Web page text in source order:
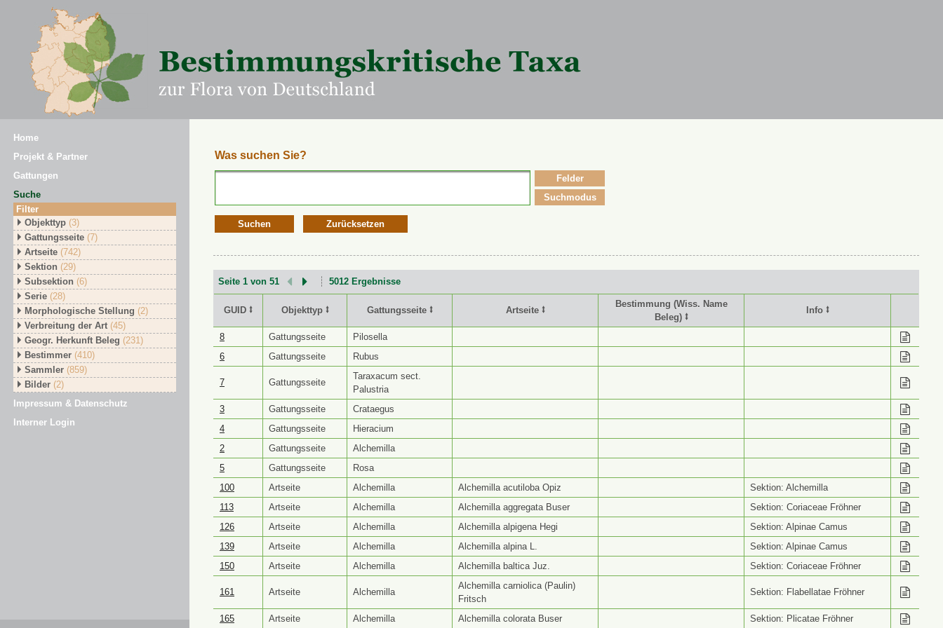
Home
Projekt & Partner
Gattungen
Suche
Filter
Objekttyp (3)
Gattungsseite (7)
Artseite (742)
Sektion (29)
Subsektion (6)
Serie (28)
Morphologische Stellung (2)
Verbreitung der Art (45)
Geogr. Herkunft Beleg (231)
Bestimmer (410)
Sammler (859)
Bilder (2)
Impressum & Datenschutz
Interner Login
Was suchen Sie?
Suchen Zurücksetzen
Felder
Suchmodus
Seite 1 von 51 5012 Ergebnisse
GUID ⭥ Objekttyp ⭥ Gattungsseite ⭥ Artseite ⭥
Bestimmung (Wiss. Name
Beleg) ⭥
Info ⭥
GUID ⭥ Objekttyp ⭥ Gattungsseite ⭥
Beleg) ⭥
8 Gattungsseite
Pilosella
6
Gattungsseite Rubus
7 Gattungsseite
Taraxacum sect.
Palustria
3
Gattungsseite
Crataegus
4
Gattungsseite
Hieracium
2
Gattungsseite
Alchemilla
5
Gattungsseite
Rosa
100
Artseite Alchemilla Alchemilla acutiloba Opiz
Sektion: Alchemilla
113
Artseite Alchemilla Alchemilla aggregata Buser
Sektion: Coriaceae Fröhner
126
Artseite Alchemilla Alchemilla alpigena Hegi
Sektion: Alpinae Camus
139
Artseite Alchemilla Alchemilla alpina L.
Sektion: Alpinae Camus
150
Artseite Alchemilla Alchemilla baltica Juz. Sektion: Coriaceae Fröhner
161 Artseite Alchemilla
Alchemilla carniolica (Paulin)
Fritsch
Sektion: Flabellatae Fröhner
165 Artseite Alchemilla Alchemilla colorata Buser Sektion: Plicatae Fröhner